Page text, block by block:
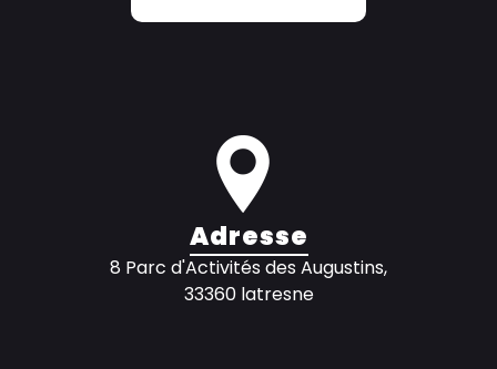
Adresse
8 Parc d'Activités des Augustins,
33360 latresne